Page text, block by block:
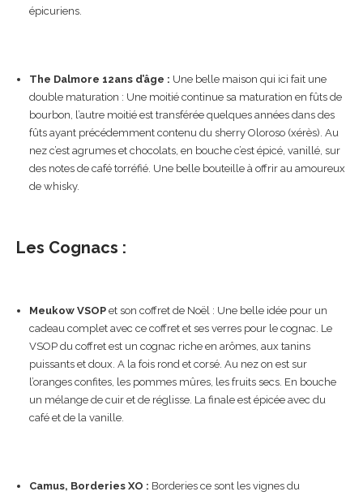
épicuriens.
The Dalmore 12ans d’âge : Une belle maison qui ici fait une
double maturation : Une moitié continue sa maturation en fûts de
bourbon, l’autre moitié est transférée quelques années dans des
fûts ayant précédemment contenu du sherry Oloroso (xérès). Au
nez c’est agrumes et chocolats, en bouche c’est épicé, vanillé, sur
des notes de café torréfié. Une belle bouteille à offrir au amoureux
de whisky.
Les Cognacs :
Meukow VSOP et son coffret de Noël : Une belle idée pour un
cadeau complet avec ce coffret et ses verres pour le cognac. Le
VSOP du coffret est un cognac riche en arômes, aux tanins
puissants et doux. A la fois rond et corsé. Au nez on est sur
l’oranges confites, les pommes mûres, les fruits secs. En bouche
un mélange de cuir et de réglisse. La finale est épicée avec du
café et de la vanille.
Camus, Borderies XO : Borderies ce sont les vignes du